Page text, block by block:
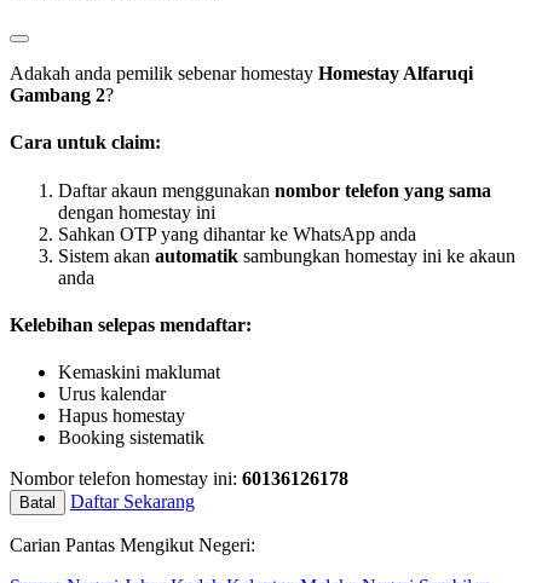
Adakah anda pemilik sebenar homestay Homestay Alfaruqi
Gambang 2?
Cara untuk claim:
Daftar akaun menggunakan nombor telefon yang sama
dengan homestay ini
Sahkan OTP yang dihantar ke WhatsApp anda
Sistem akan automatik sambungkan homestay ini ke akaun
anda
Kelebihan selepas mendaftar:
Kemaskini maklumat
Urus kalendar
Hapus homestay
Booking sistematik
Nombor telefon homestay ini: 60136126178
Batal Daftar Sekarang
Carian Pantas Mengikut Negeri: